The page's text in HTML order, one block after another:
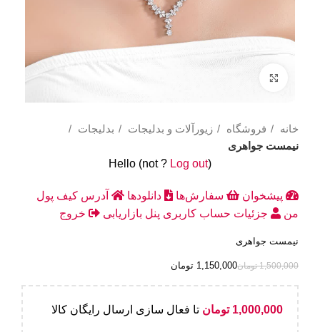
خانه فروشگاه زیورآلات و بدلیجات
بدلیجات
نیمست جواهری
Hello (not? Log out)
پیشخوان سفارش‌ها دانلودها آدرس کیف پول
من
جزئیات حساب کاربری پنل بازاریابی خروج
نیمست جواهری
1,500,000 تومان1,150,000 تومان
1,000,000 تومان تا فعال سازی ارسال رایگان کالا